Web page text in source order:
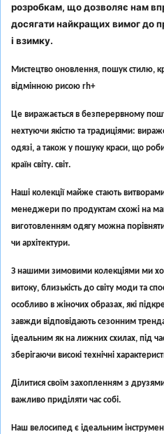
розробкам, що дозволяє нам
досягати найкращих вимог до
і взимку.
Мистецтво оновлення, пошук стилю,
відмінною рисою rh+
Це виражається в безперервному
нехтуючи якістю та традиціями:
одязі, а також у пошуку краси, що
країн світу. світ.
Наші колекції майже стають
менеджери по продуктам схожі на
виготовленням одягу можна
чи архітектури.
З нашими зимовими колекціями ми
витоку, близькість до світу моди та
особливо в жіночих образах, які
завжди відповідають сезонним
ідеальним як на лижних схилах, під
зберігаючи високі технічні
Ділитися своїм захопленням з
важливо приділяти час собі.
Наш велосипед є ідеальним